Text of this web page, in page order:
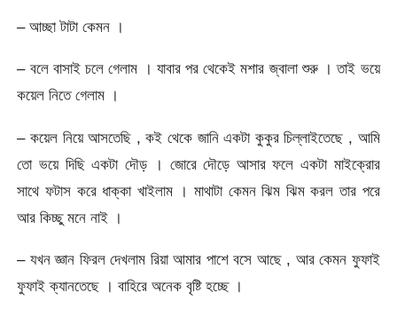
– আচ্ছা টাটা কেমন ।
– বলে বাসাই চলে গেলাম । যাবার পর থেকেই মশার জ্বালা শুরু । তাই ভয়ে
কয়েল নিতে গেলাম ।
– কয়েল নিয়ে আসতেছি , কই থেকে জানি একটা কুকুর চিল্লাইতেছে , আমি
তো ভয়ে দিছি একটা দৌড় । জোরে দৌড়ে আসার ফলে একটা মাইক্রোর
সাথে ফটাস করে ধাক্কা খাইলাম । মাথাটা কেমন ঝিম ঝিম করল তার পরে
আর কিচ্ছু মনে নাই ।
– যখন জ্ঞান ফিরল দেখলাম রিয়া আমার পাশে বসে আছে , আর কেমন ফুফাই
ফুফাই ক্যানতেছে । বাহিরে অনেক বৃষ্টি হচ্ছে ।